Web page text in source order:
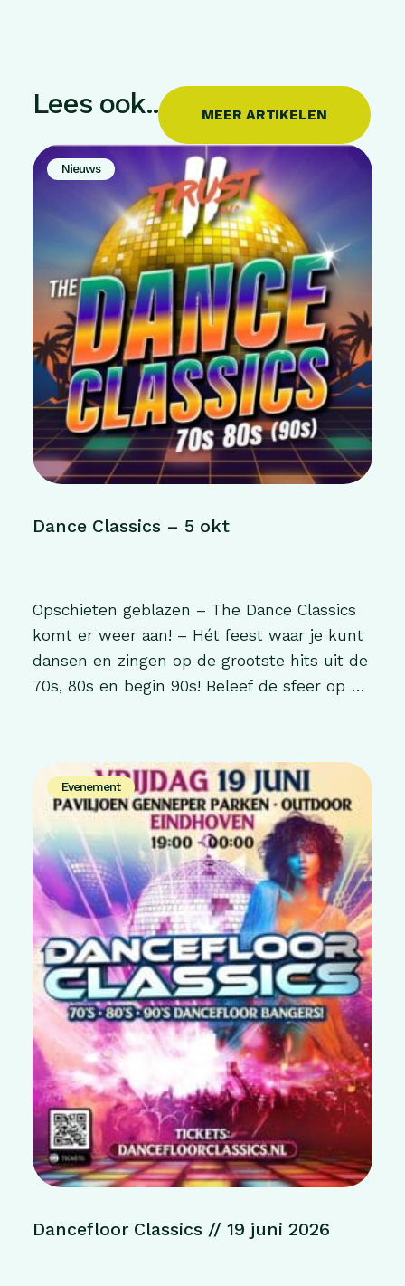
Lees ook.. MEER ARTIKELEN
Nieuws
Dance Classics – 5 okt
Opschieten geblazen – The Dance Classics
komt er weer aan! – Hét feest waar je kunt
dansen en zingen op de grootste hits uit de
70s, 80s en begin 90s! Beleef de sfeer op de
van artiesten zoals Michael Jackson, ABBA,
Modern Talking, […]
Evenement
Dancefloor Classics // 19 juni 2026